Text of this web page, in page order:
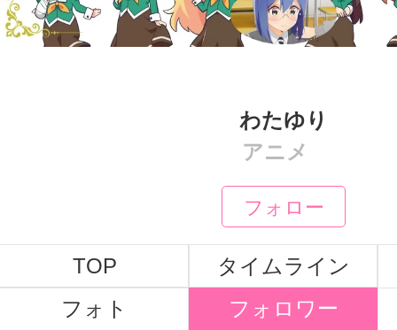
わたゆり
アニメ
フォロー
TOP
タイムライン
フォト
フォロワー